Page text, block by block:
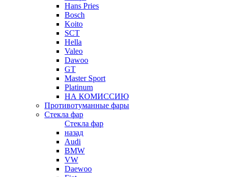
Hans Pries
Bosch
Koito
SCT
Hella
Valeo
Dawoo
GT
Master Sport
Platinum
НА КОМИССИЮ
Противотуманные фары
Стекла фар
Стекла фар
назад
Audi
BMW
VW
Daewoo